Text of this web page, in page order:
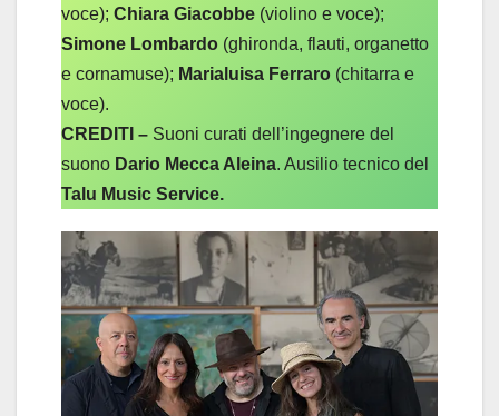
voce); Chiara Giacobbe (violino e voce);
Simone Lombardo (ghironda, flauti, organetto
e cornamuse); Marialuisa Ferraro (chitarra e
voce).
CREDITI – Suoni curati dell’ingegnere del
suono Dario Mecca Aleina. Ausilio tecnico del
Talu Music Service.